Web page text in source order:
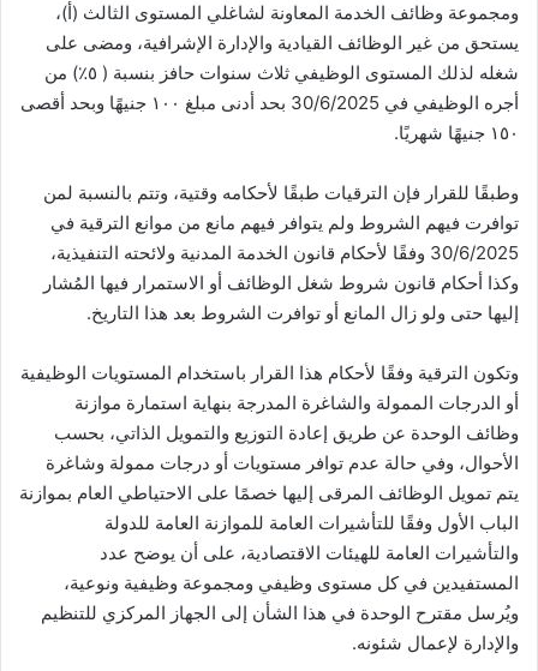
ومجموعة وظائف الخدمة المعاونة لشاغلي المستوى الثالث (أ)،
يستحق من غير الوظائف القيادية والإدارة الإشرافية، ومضى على
شغله لذلك المستوى الوظيفي ثلاث سنوات حافز بنسبة ( ٥٪) من
أجره الوظيفي في 30/6/2025 بحد أدنى مبلغ ١٠٠ جنيهًا وبحد أقصى
١٥٠ جنيهًا شهريًا.
وطبقًا للقرار فإن الترقيات طبقًا لأحكامه وقتية، وتتم بالنسبة لمن
توافرت فيهم الشروط ولم يتوافر فيهم مانع من موانع الترقية في
30/6/2025 وفقًا لأحكام قانون الخدمة المدنية ولائحته التنفيذية،
وكذا أحكام قانون شروط شغل الوظائف أو الاستمرار فيها المُشار
إليها حتى ولو زال المانع أو توافرت الشروط بعد هذا التاريخ.
وتكون الترقية وفقًا لأحكام هذا القرار باستخدام المستويات الوظيفية
أو الدرجات الممولة والشاغرة المدرجة بنهاية استمارة موازنة
وظائف الوحدة عن طريق إعادة التوزيع والتمويل الذاتي، بحسب
الأحوال، وفي حالة عدم توافر مستويات أو درجات ممولة وشاغرة
يتم تمويل الوظائف المرقى إليها خصمًا على الاحتياطي العام بموازنة
الباب الأول وفقًا للتأشيرات العامة للموازنة العامة للدولة
والتأشيرات العامة للهيئات الاقتصادية، على أن يوضح عدد
المستفيدين في كل مستوى وظيفي ومجموعة وظيفية ونوعية،
ويُرسل مقترح الوحدة في هذا الشأن إلى الجهاز المركزي للتنظيم
والإدارة لإعمال شئونه.